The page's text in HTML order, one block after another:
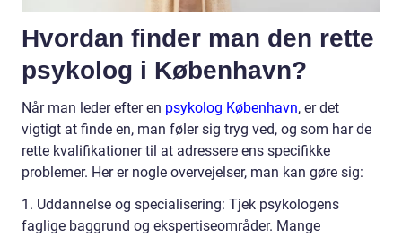
Hvordan finder man den rette
psykolog i København?
Når man leder efter en psykolog København, er det
vigtigt at finde en, man føler sig tryg ved, og som har de
rette kvalifikationer til at adressere ens specifikke
problemer. Her er nogle overvejelser, man kan gøre sig:
1. Uddannelse og specialisering: Tjek psykologens
faglige baggrund og ekspertiseområder. Mange